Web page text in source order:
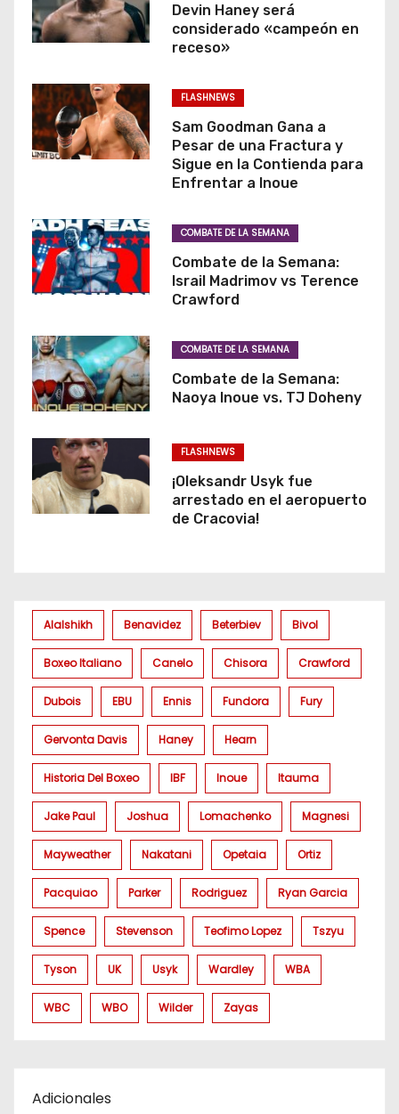
Devin Haney será
considerado «campeón en
receso»
FLASHNEWS
Sam Goodman Gana a
Pesar de una Fractura y
Sigue en la Contienda para
Enfrentar a Inoue
COMBATE DE LA SEMANA
Combate de la Semana:
Israil Madrimov vs Terence
Crawford
COMBATE DE LA SEMANA
Combate de la Semana:
Naoya Inoue vs. TJ Doheny
FLASHNEWS
¡Oleksandr Usyk fue
arrestado en el aeropuerto
de Cracovia!
Alalshikh Benavidez Beterbiev Bivol
Boxeo Italiano Canelo Chisora Crawford
Dubois EBU Ennis Fundora Fury
Gervonta Davis Haney Hearn
Historia Del Boxeo IBF Inoue Itauma
Jake Paul Joshua Lomachenko Magnesi
Mayweather Nakatani Opetaia Ortiz
Pacquiao Parker Rodriguez Ryan Garcia
Spence Stevenson Teofimo Lopez Tszyu
Tyson UK Usyk Wardley WBA
WBC WBO Wilder Zayas
Adicionales